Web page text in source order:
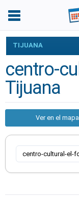
TIJUANA
centro-
Tijuana
Ver en el mapa
centro-cultural-el-